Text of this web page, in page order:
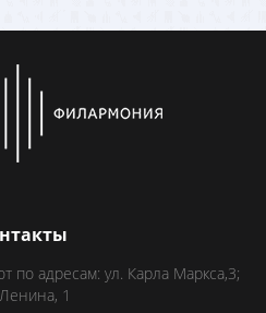
по адресам: ул. Карла Маркса,3;
1